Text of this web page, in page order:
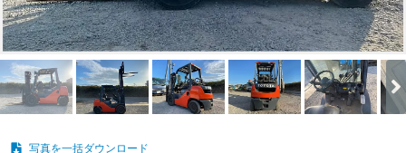
写真を一括ダウンロード